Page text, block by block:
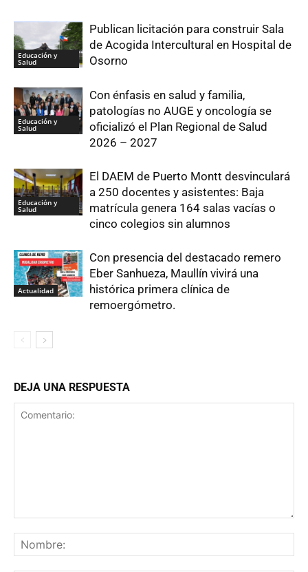
Educación y
Salud
Publican licitación para construir Sala
de Acogida Intercultural en Hospital de
Osorno
Educación y
Salud
Con énfasis en salud y familia,
patologías no AUGE y oncología se
oficializó el Plan Regional de Salud
2026 – 2027
Educación y
Salud
El DAEM de Puerto Montt desvinculará
a 250 docentes y asistentes: Baja
matrícula genera 164 salas vacías o
cinco colegios sin alumnos
Actualidad
Con presencia del destacado remero
Eber Sanhueza, Maullín vivirá una
histórica primera clínica de
remoergómetro.
DEJA UNA RESPUESTA